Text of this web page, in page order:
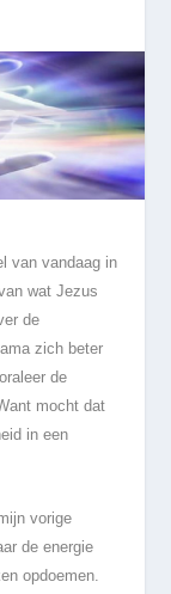
van vandaag in
wat Jezus
de
zich beter
de
mocht dat
in een
vorige
de energie
opdoemen.